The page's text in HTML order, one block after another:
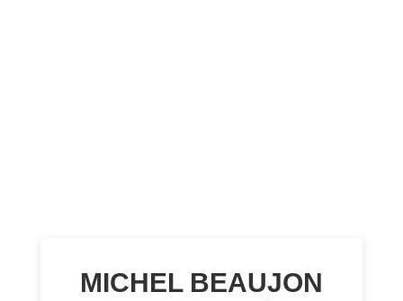
MICHEL BEAUJON